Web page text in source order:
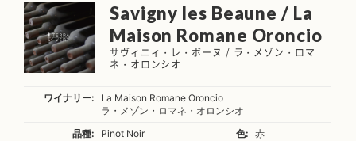
Savigny les Beaune / La
Maison Romane Oroncio
サヴィニィ・レ・ボーヌ / ラ・メゾン・ロマ
ネ・オロンシオ
ワイナリー:
La Maison Romane Oroncio
ラ・メゾン・ロマネ・オロンシオ
品種:
Pinot Noir 色:
赤